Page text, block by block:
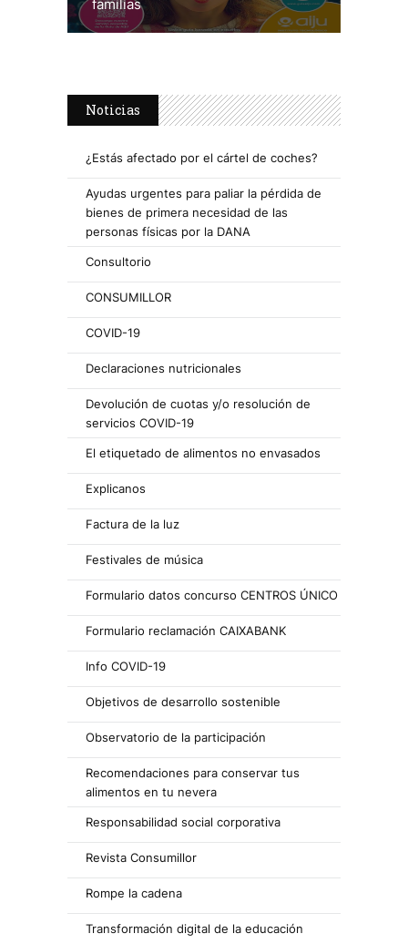
familias
Noticias
¿Estás afectado por el cártel de coches?
Ayudas urgentes para paliar la pérdida de
bienes de primera necesidad de las
personas físicas por la DANA
Consultorio
CONSUMILLOR
COVID-19
Declaraciones nutricionales
Devolución de cuotas y/o resolución de
servicios COVID-19
El etiquetado de alimentos no envasados
Explicanos
Factura de la luz
Festivales de música
Formulario datos concurso CENTROS ÚNICO
Formulario reclamación CAIXABANK
Info COVID-19
Objetivos de desarrollo sostenible
Observatorio de la participación
Recomendaciones para conservar tus
alimentos en tu nevera
Responsabilidad social corporativa
Revista Consumillor
Rompe la cadena
Transformación digital de la educación